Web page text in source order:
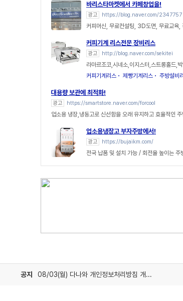
바리스타마켓에서 카페창업을!
광고 https://blog.naver.com/2347757
커피머신, 무료컨설팅, 3D도면, 무료교육
커피기계 리스전문 장비리스
광고 http://blog.naver.com/sekitei
라마르조코,시네소,이지스터,스트롱홀드,
커피기계리스
제빵기계리스 주방설비
대용량 보관에 최적화!
광고 https://smartstore.naver.com/forcool
업소용 냉장,냉동고로 신선함을 오래 유지하고 효율적인
업소용냉장고 부자주방에서!
광고 https://bujaikm.com/
전국 납품 및 설치 가능 / 회전율 높이는
공지 08/03(월) 다나와 개인정보처리방침 개정 안내